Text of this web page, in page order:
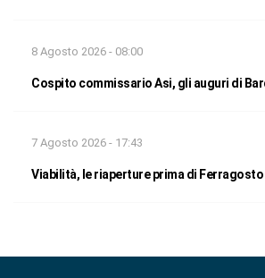
8 Agosto 2026 - 08:00
Cospito commissario Asi, gli auguri di
7 Agosto 2026 - 17:43
Viabilità, le riaperture prima di Ferragosto